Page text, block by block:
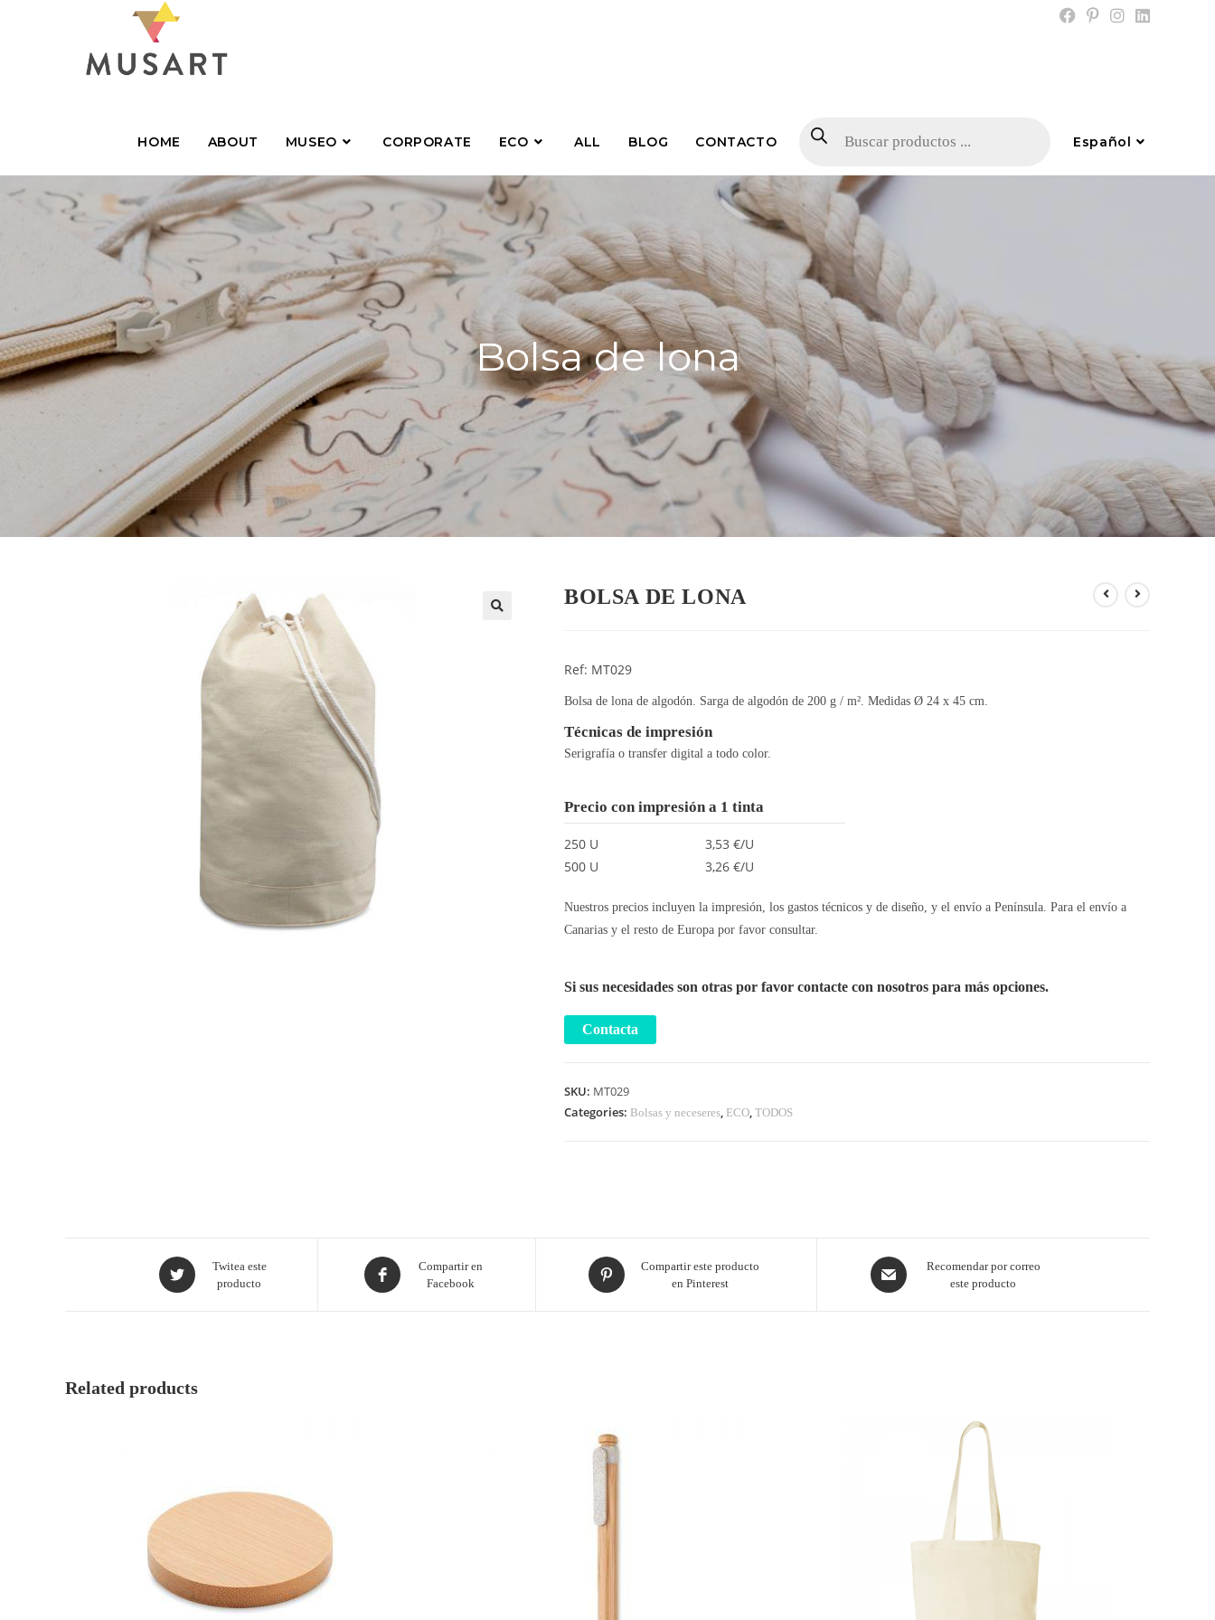
HOME ABOUT MUSEO CORPORATE ECO ALL BLOG CONTACTO Español
Bolsa de lona
BOLSA DE LONA
Ref: MT029
Bolsa de lona de algodón. Sarga de algodón de 200 g / m². Medidas Ø 24 x 45 cm.
Técnicas de impresión
Serigrafía o transfer digital a todo color.
Precio con impresión a 1 tinta
250 U
500 U
3,53 €/U
3,26 €/U
Nuestros precios incluyen la impresión, los gastos técnicos y de diseño, y el envío a Península. Para el envío a
Canarias y el resto de Europa por favor consultar.
Si sus necesidades son otras por favor contacte con nosotros para más opciones.
SKU: MT029
Categories: Bolsas y neceseres, ECO, TODOS
Twitea este
producto
Compartir en
Facebook
Compartir este producto
en Pinterest
Recomendar por correo
este producto
Related products